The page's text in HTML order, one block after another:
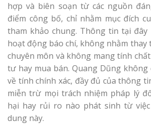
hợp và biên soạn từ các nguồn
điểm công bố, chỉ nhằm mục đích
tham khảo chung. Thông tin tại đây
hoạt động báo chí, không nhằm thay
chuyên môn và không mang tính
tư hay mua bán. Quang Dũng
về tính chính xác, đầy đủ của thông
miễn trừ mọi trách nhiệm pháp lý
hại hay rủi ro nào phát sinh từ
dung này.